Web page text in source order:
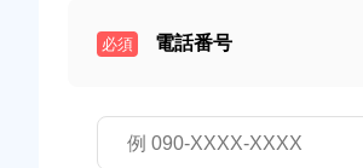
必須 電話番号